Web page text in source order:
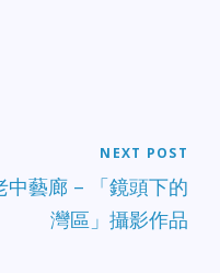
NEXT POST
中藝廊 – 「鏡頭下的
灣區」攝影作品